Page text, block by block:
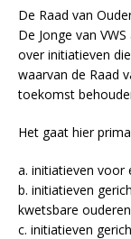
De Raad van
De Jonge van
over initiatieven
waarvan de Raad
toekomst
Het gaat hier
a. initiatieven voor
b. initiatieven
kwetsbare ouderen
c. initiatieven